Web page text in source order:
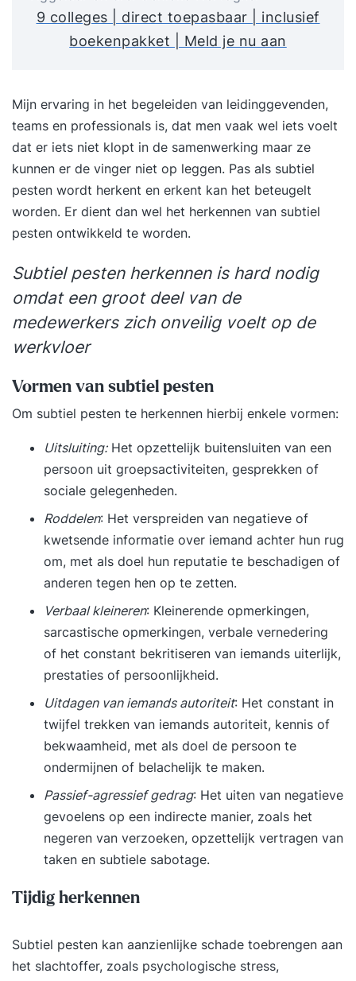
9 colleges | direct toepasbaar | inclusief
boekenpakket | Meld je nu aan
Mijn ervaring in het begeleiden van leidinggevenden,
teams en professionals is, dat men vaak wel iets voelt
dat er iets niet klopt in de samenwerking maar ze
kunnen er de vinger niet op leggen. Pas als subtiel
pesten wordt herkent en erkent kan het beteugelt
worden. Er dient dan wel het herkennen van subtiel
pesten ontwikkeld te worden.
Subtiel pesten herkennen is hard nodig
omdat een groot deel van de
medewerkers zich onveilig voelt op de
werkvloer
Vormen van subtiel pesten
Om subtiel pesten te herkennen hierbij enkele vormen:
Uitsluiting:Het opzettelijk buitensluiten van een
persoon uit groepsactiviteiten, gesprekken of
sociale gelegenheden.
Roddelen: Het verspreiden van negatieve of
kwetsende informatie over iemand achter hun rug
om, met als doel hun reputatie te beschadigen of
anderen tegen hen op te zetten.
Verbaal kleineren: Kleinerende opmerkingen,
sarcastische opmerkingen, verbale vernedering
of het constant bekritiseren van iemands uiterlijk,
prestaties of persoonlijkheid.
Uitdagen van iemands autoriteit: Het constant in
twijfel trekken van iemands autoriteit, kennis of
bekwaamheid, met als doel de persoon te
ondermijnen of belachelijk te maken.
Passief-agressief gedrag: Het uiten van negatieve
gevoelens op een indirecte manier, zoals het
negeren van verzoeken, opzettelijk vertragen van
taken en subtiele sabotage.
Tijdig herkennen
Subtiel pesten kan aanzienlijke schade toebrengen aan
het slachtoffer, zoals psychologische stress,